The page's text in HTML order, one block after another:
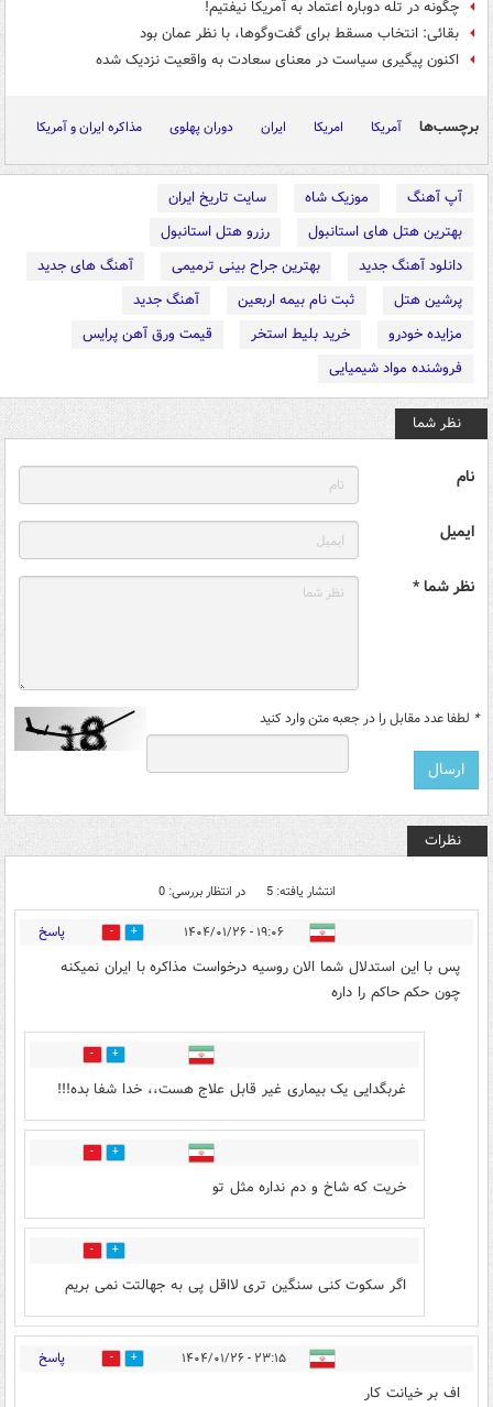
چگونه در تله دوباره اعتماد به آمریکا نیفتیم!
بقائی: انتخاب مسقط برای گفت‌وگوها، با نظر عمان بود
اکنون پیگیری سیاست در معنای سعادت به واقعیت نزدیک شده
برچسب‌ها آمریکا امریکا ایران دوران پهلوی مذاکره ایران و آمریکا
آپ آهنگ موزیک شاه
سایت تاریخ ایران
بهترین هتل های استانبول
رزرو هتل استانبول
دانلود آهنگ جدید
بهترین جراح بینی ترمیمی
آهنگ های جدید
پرشین هتل
ثبت نام بیمه اربعین
آهنگ جدید
مزایده خودرو
خرید بلیط استخر
قیمت ورق آهن پرایس
فروشنده مواد شیمیایی
نظر شما
نام
ایمیل
نظر شما *
* لطفا عدد مقابل را در جعبه متن وارد کنید
نظرات
انتشار یافته: 5 در انتظار بررسی: 0
۱۹:۰۶ - ۱۴۰۴/۰۱/۲۶ 4 پاسخ
پس با این استدلال شما الان روسیه درخواست مذاکره با ایران نمیکنه
چون حکم حاکم را داره
0
غربگدایی یک بیماری غیر قابل علاج هست،، خدا شفا بده!!!
0
خریت که شاخ و دم نداره مثل تو
0
اگر سکوت کنی سنگین تری لااقل پی به جهالتت نمی بریم
۲۳:۱۵ - ۱۴۰۴/۰۱/۲۶ 0 پاسخ
اف بر خیانت کار